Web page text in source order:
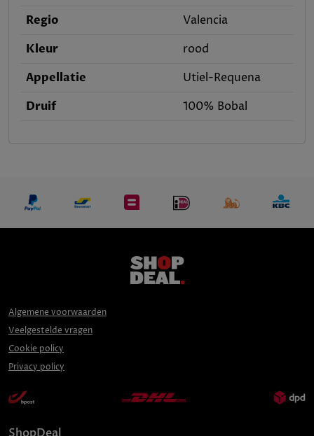
Regio
Valencia
Kleur
rood
Appellatie
Utiel-Requena
Druif
100% Bobal
Algemene voorwaarden
Veelgestelde vragen
Cookie policy
Privacy policy